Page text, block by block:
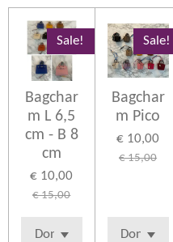
Sale!
Bagchar
m L 6,5
cm - B 8
cm
€ 10,00
€ 15,00
Sale!
Bagchar
m Pico
€ 10,00
€ 15,00